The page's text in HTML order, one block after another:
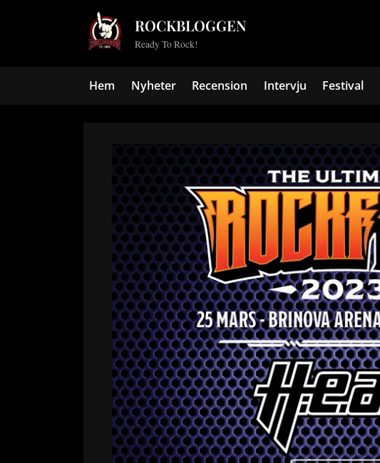
ROCKBLOGGEN
Ready To Rock!
Hem Nyheter Recension Intervju Festival